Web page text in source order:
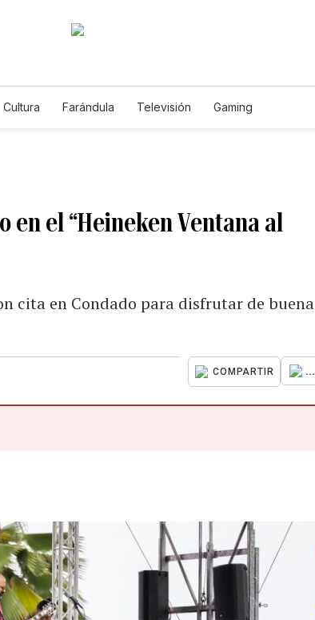
Cultura Farándula Televisión Gaming
en el “Heineken Ventana al
cita en Condado para disfrutar de buena
COMPARTIR ...